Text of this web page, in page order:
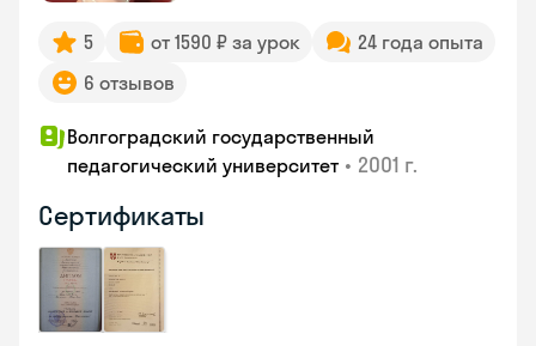
5 от 1590 ₽ за урок
24 года опыта
6 отзывов
Волгоградский государственный
педагогический университет • 2001 г.
Сертификаты